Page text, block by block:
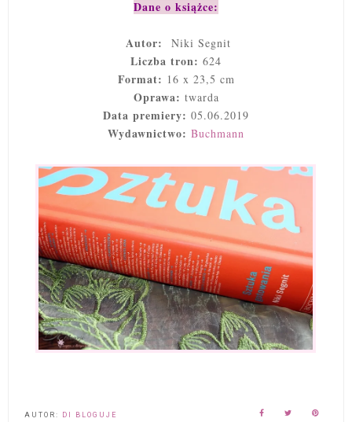
Dane o książce:
Autor: Niki Segnit
Liczba tron: 624
Format: 16 x 23,5 cm
Oprawa: twarda
Data premiery: 05.06.2019
Wydawnictwo: Buchmann
AUTOR: DI BLOGUJE